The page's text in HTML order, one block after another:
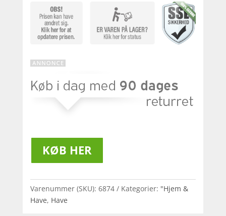
KØB HER
Varenummer (SKU): 6874 Kategorier: "Hjem &
Have, Have